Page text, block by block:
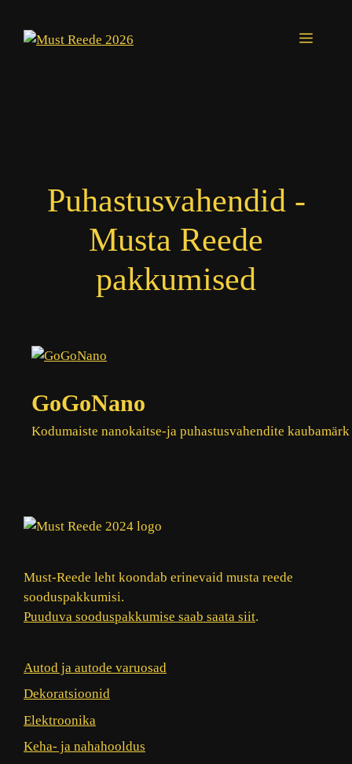
content
Menu
Puhastusvahendid -
Musta Reede
pakkumised
GoGoNano
Kodumaiste nanokaitse-ja puhastusvahendite
Must-Reede leht koondab erinevaid musta reede
sooduspakkumisi.
Puuduva sooduspakkumise saab saata siit.
Autod ja autode varuosad
Dekoratsioonid
Elektroonika
Keha- ja nahahooldus